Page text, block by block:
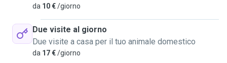
da 10 €/giorno
Due visite al giorno
Due visite a casa per il tuo animale domestico
da 17 €/giorno